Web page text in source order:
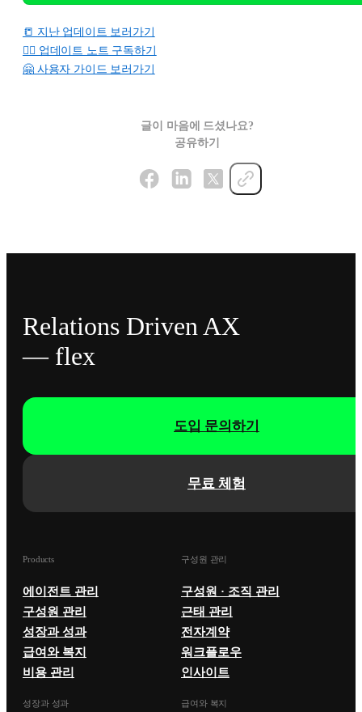
📒 지난 업데이트 보러가기
👉🏻 업데이트 노트 구독하기
🤗 사용자 가이드 보러가기
글이 마음에 드셨나요?
공유하기
Relations Driven AX
— flex
무료 체험
도입 문의하기
Products
에이전트 관리
구성원 관리
성장과 성과
급여와 복지
비용 관리
구성원 관리
구성원 · 조직 관리
근태 관리
전자계약
워크플로우
인사이트
성장과 성과 급여와 복지